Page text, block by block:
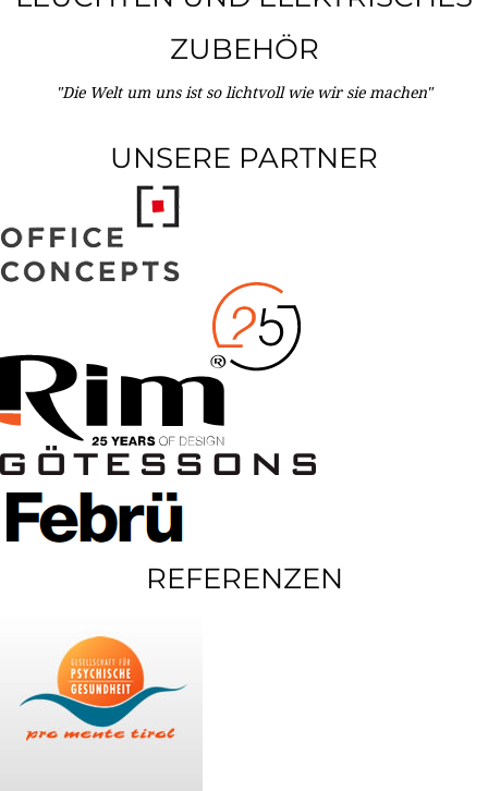
ZUBEHÖR
"Die Welt um uns ist so lichtvoll wie wir sie machen"
UNSERE PARTNER
REFERENZEN